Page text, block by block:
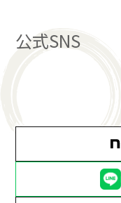
公式SNS